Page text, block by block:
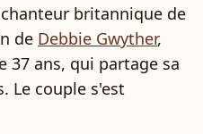
britannique de
de Debbie Gwyther,
37 ans, qui partage sa
Le couple s'est